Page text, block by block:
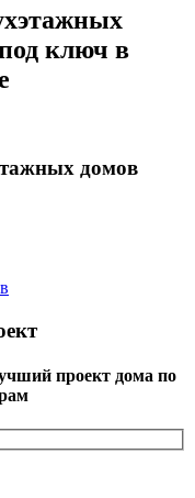
ключ в
домов
проект дома по